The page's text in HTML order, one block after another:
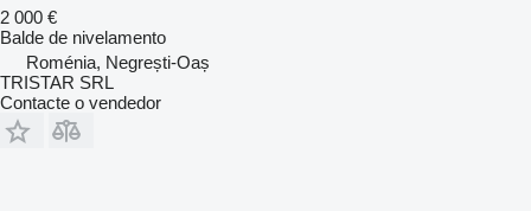
2 000 €
Balde de nivelamento
Roménia, Negrești-Oaș
TRISTAR SRL
Contacte o vendedor